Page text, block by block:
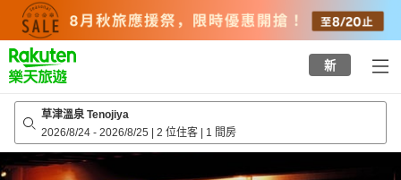
top
page
新
草津溫泉 Tenojiya
2026/8/24 - 2026/8/25 | 2 位住客 | 1 間房